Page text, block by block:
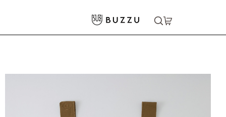
トートバッグ
［FOOD TEXTILE］ショッピングバッグ（M）